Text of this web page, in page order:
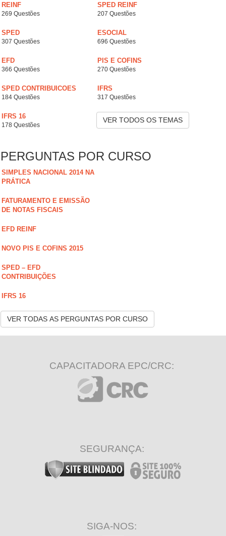
REINF
269 Questões
SPED REINF
207 Questões
SPED
307 Questões
ESOCIAL
696 Questões
EFD
366 Questões
PIS E COFINS
270 Questões
SPED CONTRIBUICOES
184 Questões
IFRS
317 Questões
IFRS 16
178 Questões
VER TODOS OS TEMAS
PERGUNTAS POR CURSO
SIMPLES NACIONAL 2014 NA
PRÁTICA
FATURAMENTO E EMISSÃO
DE NOTAS FISCAIS
EFD REINF
NOVO PIS E COFINS 2015
SPED – EFD
CONTRIBUIÇÕES
IFRS 16
VER TODAS AS PERGUNTAS POR CURSO
CAPACITADORA EPC/CRC:
SEGURANÇA:
SIGA-NOS: